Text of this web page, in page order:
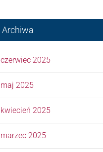
Archiwa
czerwiec 2025
maj 2025
kwiecień 2025
marzec 2025